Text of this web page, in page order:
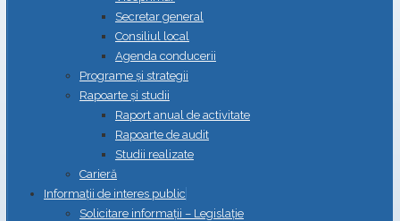
Secretar general
Consiliul local
Agenda conducerii
Programe și strategii
Rapoarte și studii
Raport anual de activitate
Rapoarte de audit
Studii realizate
Carieră
Informații de interes public
Solicitare informații – Legislație